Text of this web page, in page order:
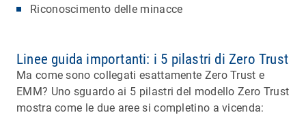
Riconoscimento delle minacce
Linee guida importanti: i 5 pilastri di Zero Trust
Ma come sono collegati esattamente Zero Trust e
EMM? Uno sguardo ai 5 pilastri del modello Zero Trust
mostra come le due aree si completino a vicenda: